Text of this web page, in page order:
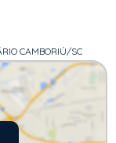
CAMBORIÚ/SC